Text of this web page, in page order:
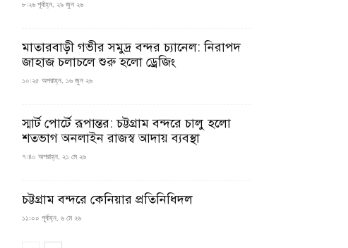
৮:২৬ পূর্বাহ্ন, ২৯ জুন ২৬
মাতারবাড়ী গভীর সমুদ্র বন্দর চ্যানেল: নিরাপদ
জাহাজ চলাচলে শুরু হলো ড্রেজিং
১০:২৫ অপরাহ্ন, ১৬ জুন ২৬
স্মার্ট পোর্টে রূপান্তর: চট্টগ্রাম বন্দরে চালু হলো
শতভাগ অনলাইন রাজস্ব আদায় ব্যবস্থা
৭:৪০ অপরাহ্ন, ২১ মে ২৬
চট্টগ্রাম বন্দরে কেনিয়ার প্রতিনিধিদল
১১:০০ পূর্বাহ্ন, ৬ মে ২৬